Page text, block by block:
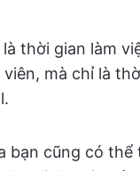
thời gian làm
viên, mà chỉ là
bạn cũng có thể